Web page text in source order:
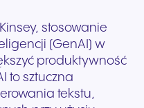
stosowanie
(GenAI) w
produktywność
to sztuczna
tekstu,